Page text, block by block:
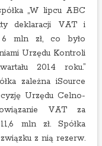
„W lipcu ABC
deklaracji VAT i
6 mln zł, co było
Urzędu Kontroli
2014 roku.”
zależna iSource
Urzędu Celno-
VAT za
mln zł. Spółka
z nią rezerw.